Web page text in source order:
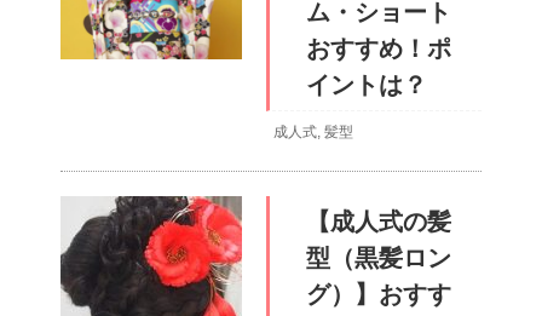
ム・ショート
おすすめ！ポ
イントは？
成人式, 髪型
【成人式の髪
型（黒髪ロン
グ）】おすす